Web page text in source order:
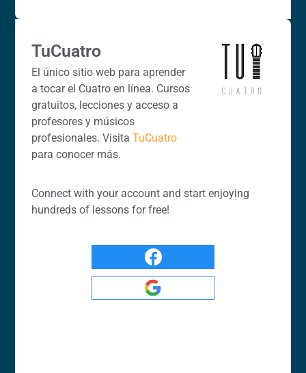
TuCuatro
El único sitio web para aprender
a tocar el Cuatro en línea. Cursos
gratuitos, lecciones y acceso a
profesores y músicos
profesionales. Visita TuCuatro
para conocer más.
Connect with your account and start enjoying
hundreds of lessons for free!